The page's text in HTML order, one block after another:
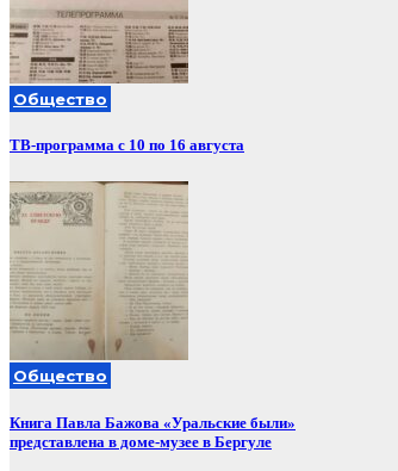
Общество
ТВ-программа с 10 по 16 августа
Общество
Книга Павла Бажова «Уральские были»
представлена в доме-музее в Бергуле